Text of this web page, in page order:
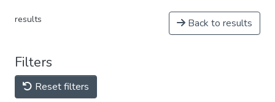
results Back to results
Filters
Reset filters